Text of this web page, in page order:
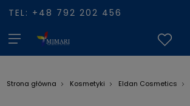
TEL: +48 792 202 456
Strona główna Kosmetyki Eldan Cosmetics